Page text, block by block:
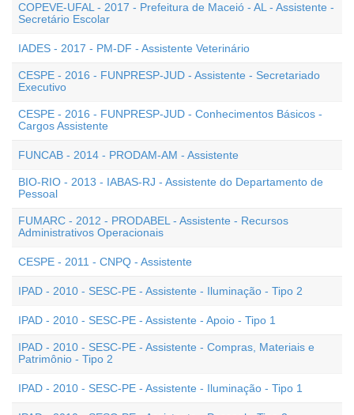
COPEVE-UFAL - 2017 - Prefeitura de Maceió - AL - Assistente -
Secretário Escolar
IADES - 2017 - PM-DF - Assistente Veterinário
CESPE - 2016 - FUNPRESP-JUD - Assistente - Secretariado
Executivo
CESPE - 2016 - FUNPRESP-JUD - Conhecimentos Básicos -
Cargos Assistente
FUNCAB - 2014 - PRODAM-AM - Assistente
BIO-RIO - 2013 - IABAS-RJ - Assistente do Departamento de
Pessoal
FUMARC - 2012 - PRODABEL - Assistente - Recursos
Administrativos Operacionais
CESPE - 2011 - CNPQ - Assistente
IPAD - 2010 - SESC-PE - Assistente - Iluminação - Tipo 2
IPAD - 2010 - SESC-PE - Assistente - Apoio - Tipo 1
IPAD - 2010 - SESC-PE - Assistente - Compras, Materiais e
Patrimônio - Tipo 2
IPAD - 2010 - SESC-PE - Assistente - Iluminação - Tipo 1